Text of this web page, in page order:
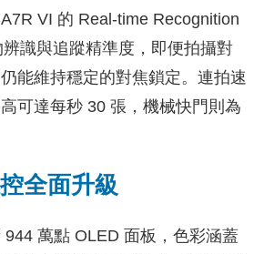
VI 的 Real-time Recognition
識與追蹤精準度，即便拍攝對
能維持穩定的對焦鎖定。連拍速
可達每秒 30 張，機械快門則為
全面升級
萬點 OLED 面板，色彩涵蓋